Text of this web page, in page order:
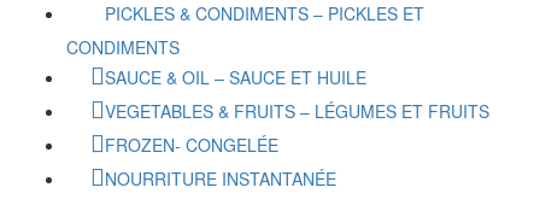
PICKLES & CONDIMENTS – PICKLES ET
CONDIMENTS
SAUCE & OIL – SAUCE ET HUILE
VEGETABLES & FRUITS – LÉGUMES ET FRUITS
FROZEN- CONGELÉE
NOURRITURE INSTANTANÉE